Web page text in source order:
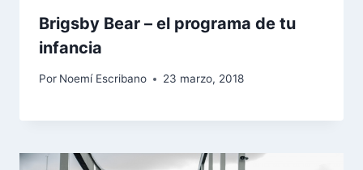
Brigsby Bear – el programa de tu
infancia
Por Noemí Escribano 23 marzo, 2018